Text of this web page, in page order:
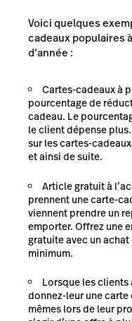
Voici quelques
cadeaux populaires
d’année :
Cartes-cadeaux à
pourcentage de
cadeau. Le
le client dépense
sur les cartes-
et ainsi de suite.
Article gratuit à
prennent une carte-
viennent prendre un
emporter. Offrez une
gratuite avec un
minimum.
Lorsque les clients
donnez-leur une
mêmes lors de leur